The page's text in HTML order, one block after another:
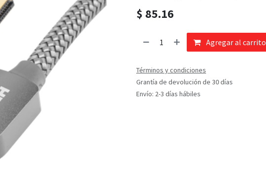
$ 85.16
Agregar al carrito
Términos y condiciones
Grantía de devolución de 30 días
Envío: 2-3 días hábiles